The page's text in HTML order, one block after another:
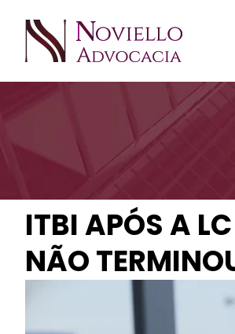
ITBI APÓS A
NÃO